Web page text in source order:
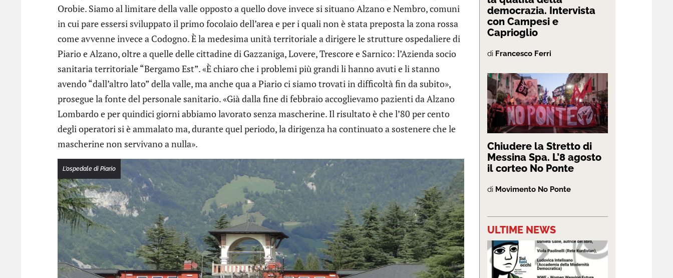
Orobie. Siamo al limitare della valle opposto a quello dove invece si situano Alzano e Nembro, comuni
in cui pare essersi sviluppato il primo focolaio dell’area e per i quali non è stata preposta la zona rossa
come avvenne invece a Codogno. È la medesima unità territoriale a dirigere le strutture ospedaliere di
Piario e Alzano, oltre a quelle delle cittadine di Gazzaniga, Lovere, Trescore e Sarnico: l’Azienda socio
sanitaria territoriale “Bergamo Est”. «È chiaro che i problemi più grandi li hanno avuti e li stanno
avendo “dall’altro lato” della valle, ma anche qua a Piario ci siamo trovati in difficoltà fin da subito»,
prosegue la fonte del personale sanitario. «Già dalla fine di febbraio accoglievamo pazienti da Alzano
Lombardo e per quindici giorni abbiamo lavorato senza mascherine. Il risultato è che l’80 per cento
degli operatori si è ammalato ma, durante quel periodo, la dirigenza ha continuato a sostenere che le
mascherine non servivano a nulla».
L’ospedale di Piario
democrazia. Intervista
con Campesi e
Caprioglio
di Francesco Ferri
Chiudere la Stretto di
Messina Spa. L’8 agosto
il corteo No Ponte
di Movimento No Ponte
ULTIME NEWS